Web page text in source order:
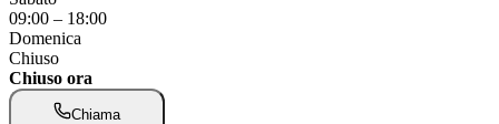
09:00 – 18:00
Domenica
Chiuso
Chiuso ora
Chiama